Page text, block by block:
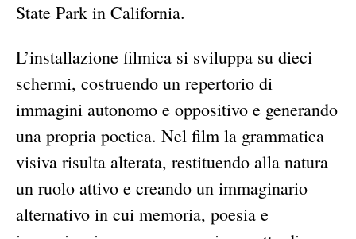
State Park in California.
L’installazione filmica si sviluppa su dieci
schermi, costruendo un repertorio di
immagini autonomo e oppositivo e generando
una propria poetica. Nel film la grammatica
visiva risulta alterata, restituendo alla natura
un ruolo attivo e creando un immaginario
alternativo in cui memoria, poesia e